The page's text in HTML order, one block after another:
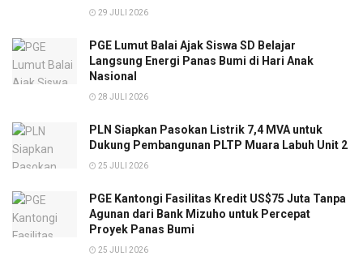
29 JULI 2026
PGE Lumut Balai Ajak Siswa SD Belajar
Langsung Energi Panas Bumi di Hari Anak
Nasional
28 JULI 2026
PLN Siapkan Pasokan Listrik 7,4 MVA untuk
Dukung Pembangunan PLTP Muara Labuh Unit 2
25 JULI 2026
PGE Kantongi Fasilitas Kredit US$75 Juta Tanpa
Agunan dari Bank Mizuho untuk Percepat
Proyek Panas Bumi
25 JULI 2026